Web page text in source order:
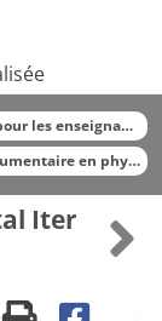
les enseignants
en
Iter